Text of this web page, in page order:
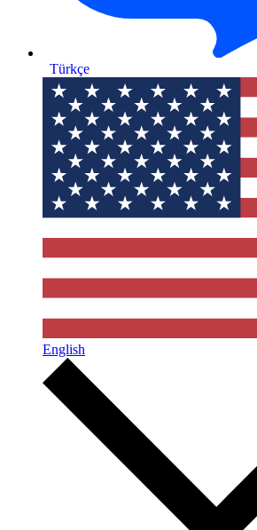
Türkçe
English